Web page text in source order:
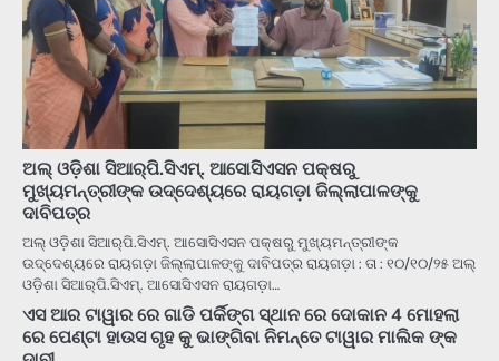
ଅଲ୍ ଓଡ଼ିଶା ସିଆର୍‌ପି.ସିଏମ୍. ଆସୋସିଏସନ ପକ୍ଷରୁ
ମୁଖ୍ୟମନ୍ତ୍ରୀଙ୍କ ଉଦ୍ଦେଶ୍ୟରେ ରାୟଗଡ଼ା ଜିଲ୍ଲାପାଳଙ୍କୁ
ଦାବିପତ୍ର
ଅଲ୍ ଓଡ଼ିଶା ସିଆର୍‌ପି.ସିଏମ୍. ଆସୋସିଏସନ ପକ୍ଷରୁ ମୁଖ୍ୟମନ୍ତ୍ରୀଙ୍କ
ଉଦ୍ଦେଶ୍ୟରେ ରାୟଗଡ଼ା ଜିଲ୍ଲାପାଳଙ୍କୁ ଦାବିପତ୍ର ରାୟଗଡ଼ା : ତା : ୧୦/୧୦/୨୫ ଅଲ୍
ଓଡ଼ିଶା ସିଆର୍‌ପି.ସିଏମ୍. ଆସୋସିଏସନ ରାୟଗଡ଼ା…
ଏସ ଆର ଟାୱାର ରେ ଗାଡି ପର୍କିଙ୍ଗ ସ୍ଥାନ ରେ ଦୋକାନ 4 ମୋହଲା
ରେ ପେଣ୍ଟା ହାଉସ ଗୃହ କୁ ଭାଙ୍ଗିବା ନିମନ୍ତେ ଟାୱାର ମାଲିକ ଙ୍କ